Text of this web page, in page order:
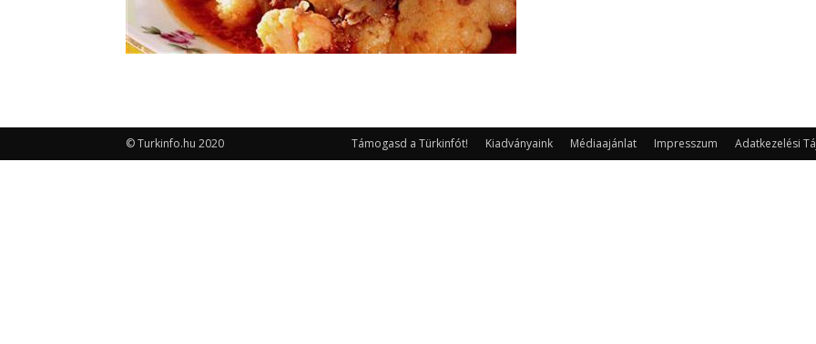
Támogasd a Türkinfót! Kiadványaink Médiaajánlat Impresszum Adatkezelési
© Turkinfo.hu 2020